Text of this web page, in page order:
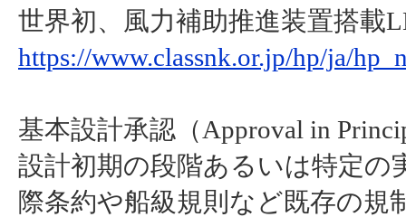
世界初、風力補助推進装置搭載
https://www.classnk.or.jp/hp/ja/
基本設計承認（Approval in
設計初期の段階あるいは特定の
際条約や船級規則など既存の